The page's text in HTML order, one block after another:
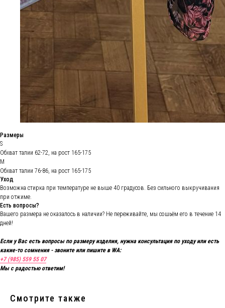
Размеры
S
Обхват талии 62-72, на рост 165-175
M
Обхват талии 76-86, на рост 165-175
Уход
Возможна стирка при температуре не выше 40 градусов. Без сильного выкручивания
при отжиме.
Есть вопросы?
Вашего размера не оказалось в наличии? Не переживайте, мы сошьём его в течение 14
дней!
Если у Вас есть вопросы по размеру изделия, нужна консультация по уходу или есть
какие-то сомнения - звоните или пишите в WA:
+7 (985) 559 55 07
Мы с радостью ответим!
Смотрите также